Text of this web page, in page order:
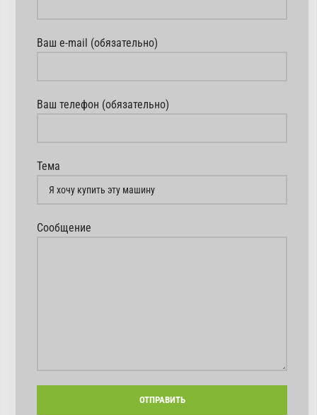
Ваш e-mail (обязательно)
Ваш телефон (обязательно)
Тема
Сообщение